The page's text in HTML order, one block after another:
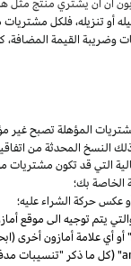
أن ان يشتري منتج مثل
أو تنزيله،فلكل مشتريات
وضريبة القيمة المضافة،
المؤهلة تصبح غير
النسخ المحدثة من
التي قد تكون
الخاصة بك؛
عكس حركة الشراء عليه؛
يتم توجيه الى موقع
أي علامة أمازون أخرى